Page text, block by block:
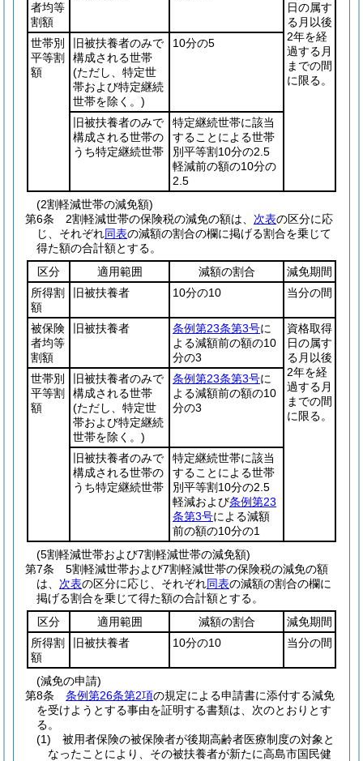
者均等
割額
日の属す
る月以後
2年を経
過する月
までの間
に限る。
世帯別
平等割
額
旧被扶養者のみで
構成される世帯
(ただし、特定世
帯および特定継続
世帯を除く。)
10分の5
旧被扶養者のみで
構成される世帯の
うち特定継続世帯
特定継続世帯に該当
することによる世帯
別平等割10分の2.5
軽減前の額の10分の
2.5
(2割軽減世帯の減免額)
第6条
2割軽減世帯の保険税の減免の額は、 次表の区分に応
じ、それぞれ同表の減額の割合の欄に掲げる割合を乗じて
得た額の合計額とする。
区分
適用範囲 減額の割合
減免期間
所得割
額
旧被扶養者 10分の10 当分の間
被保険
者均等
割額
旧被扶養者 条例第23条第3号に
よる減額前の額の10
分の3
資格取得
日の属す
る月以後
2年を経
過する月
までの間
に限る。
世帯別
平等割
額
旧被扶養者のみで
構成される世帯
(ただし、特定世
帯および特定継続
世帯を除く。)
条例第23条第3号に
よる減額前の額の10
分の3
旧被扶養者のみで
構成される世帯の
うち特定継続世帯
特定継続世帯に該当
することによる世帯
別平等割10分の2.5
軽減および条例第23
条第3号による減額
前の額の10分の1
(5割軽減世帯および7割軽減世帯の減免額)
第7条
5割軽減世帯および7割軽減世帯の保険税の減免の額
は、 次表の区分に応じ、それぞれ同表の減額の割合の欄に
掲げる割合を乗じて得た額の合計額とする。
区分
適用範囲 減額の割合
減免期間
所得割
額
旧被扶養者 10分の10 当分の間
(減免の申請)
第8条
条例第26条第2項の規定による申請書に添付する減免
を受けようとする事由を証明する書類は、次のとおりとす
る。
(1)
被用者保険の被保険者が後期高齢者医療制度の対象と
なったことにより、その被扶養者が新たに高島市国民健